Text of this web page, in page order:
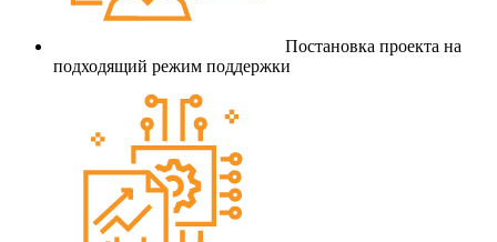
Постановка проекта на
подходящий режим поддержки